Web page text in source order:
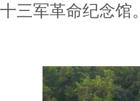
十三军革命纪念馆。